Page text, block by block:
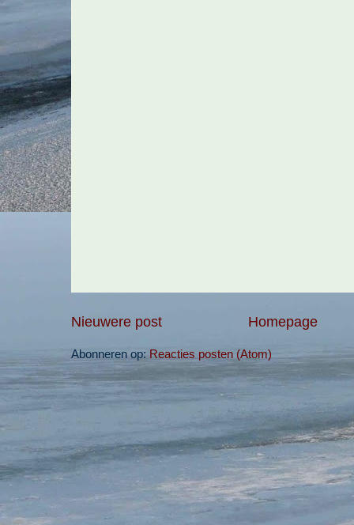
Nieuwere post Homepage
Abonneren op: Reacties posten (Atom)